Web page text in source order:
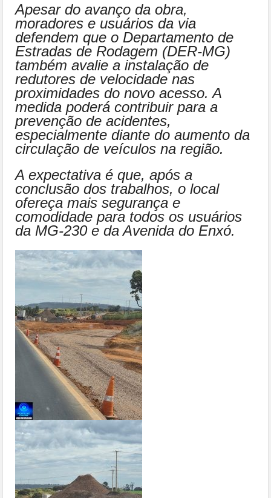
Apesar do avanço da obra,
moradores e usuários da via
defendem que o Departamento de
Estradas de Rodagem (DER-MG)
também avalie a instalação de
redutores de velocidade nas
proximidades do novo acesso. A
medida poderá contribuir para a
prevenção de acidentes,
especialmente diante do aumento da
circulação de veículos na região.
A expectativa é que, após a
conclusão dos trabalhos, o local
ofereça mais segurança e
comodidade para todos os usuários
da MG-230 e da Avenida do Enxó.